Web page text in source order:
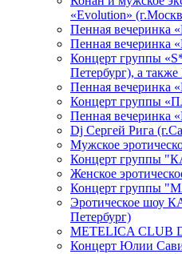
«Evolution»
Пенная вечеринка
Пенная вечеринка
Концерт группы
Петербург), а
Пенная вечеринка
Концерт группы
Пенная вечеринка
Dj Сергей Рига
Мужское
Концерт группы
Женское
Концерт группы
Эротическое шоу
Петербург)
METELICA CLUB
Концерт Юлии